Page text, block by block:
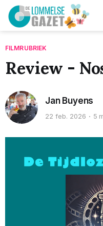
FILMRUBRIEK
Review -
Jan Buyens
22 feb. 2026 5